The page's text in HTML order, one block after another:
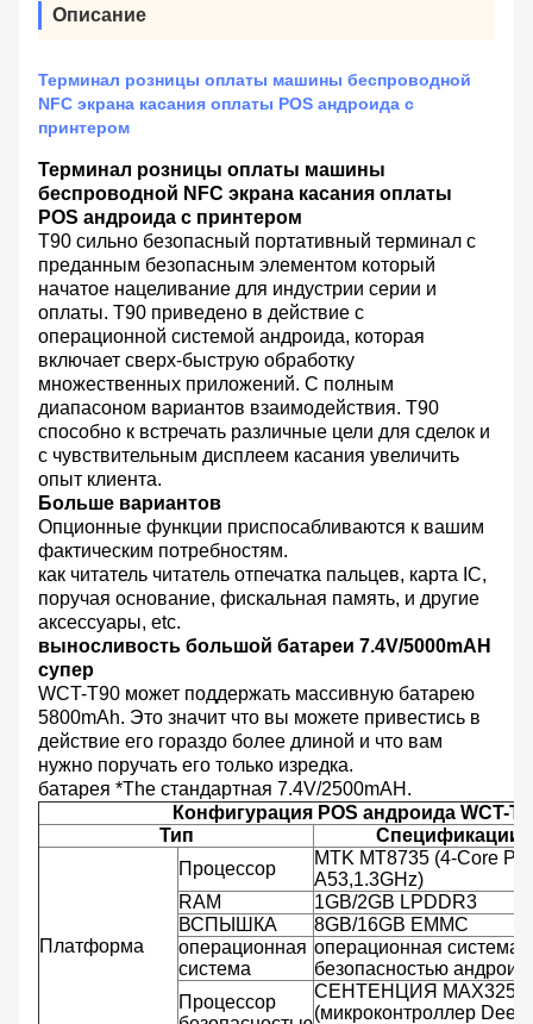
Описание
Терминал розницы оплаты машины беспроводной
NFC экрана касания оплаты POS андроида с
принтером
Терминал розницы оплаты машины
беспроводной NFC экрана касания оплаты
POS андроида с принтером
T90 сильно безопасный портативный терминал с
преданным безопасным элементом который
начатое нацеливание для индустрии серии и
оплаты. T90 приведено в действие с
операционной системой андроида, которая
включает сверх-быструю обработку
множественных приложений. С полным
диапасоном вариантов взаимодействия. T90
способно к встречать различные цели для сделок и
с чувствительным дисплеем касания увеличить
опыт клиента.
Больше вариантов
Опционные функции приспосабливаются к вашим
фактическим потребностям.
как читатель читатель отпечатка пальцев, карта IC,
поручая основание, фискальная память, и другие
аксессуары, etc.
выносливость большой батареи 7.4V/5000mAH
супер
WCT-T90 может поддержать массивную батарею
5800mAh. Это значит что вы можете привестись в
действие его гораздо более длиной и что вам
нужно поручать его только изредка.
батарея *The стандартная 7.4V/2500mAH.
Конфигурация POS андроида WCT-
Тип
Спецификации
Платформа
Процессор
MTK MT8735 (4-Core
A53,1.3GHz)
RAM
1GB/2GB LPDDR3
ВСПЫШКА
8GB/16GB EMMC
операционная
система
операционная система
безопасностью
Процессор
СЕНТЕНЦИЯ
(микроконтроллер